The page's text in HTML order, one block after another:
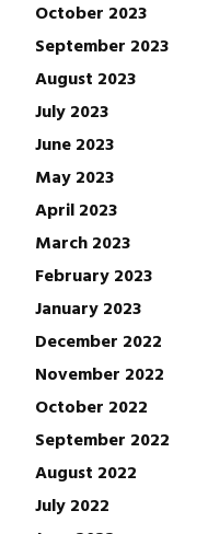
October 2023
September 2023
August 2023
July 2023
June 2023
May 2023
April 2023
March 2023
February 2023
January 2023
December 2022
November 2022
October 2022
September 2022
August 2022
July 2022